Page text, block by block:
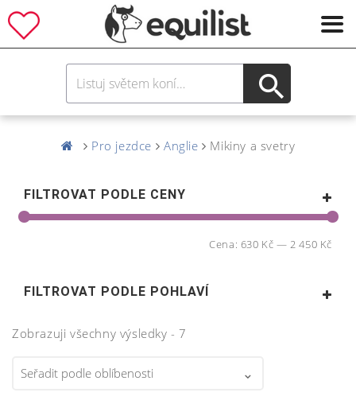
Pro jezdce Anglie Mikiny a svetry
FILTROVAT PODLE CENY
Cena: 630 Kč — 2 450 Kč
FILTROVAT PODLE POHLAVÍ
Zobrazuji všechny výsledky - 7